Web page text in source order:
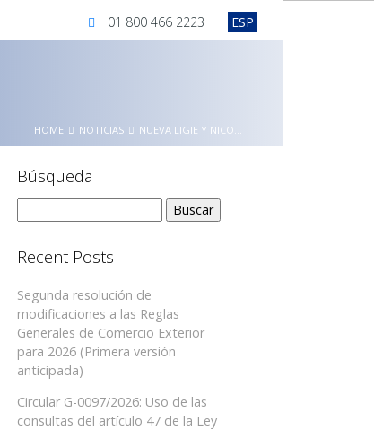
ESP
01 800 466 2223
HOME NOTICIAS NUEVA LIGIE Y NICO...
Búsqueda
Recent Posts
Segunda resolución de
modificaciones a las Reglas
Generales de Comercio Exterior
para 2026 (Primera versión
anticipada)
Circular G-0097/2026: Uso de las
consultas del artículo 47 de la Ley